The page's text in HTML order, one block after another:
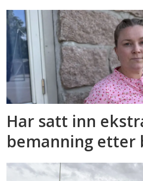
Har satt inn
bemanning etter